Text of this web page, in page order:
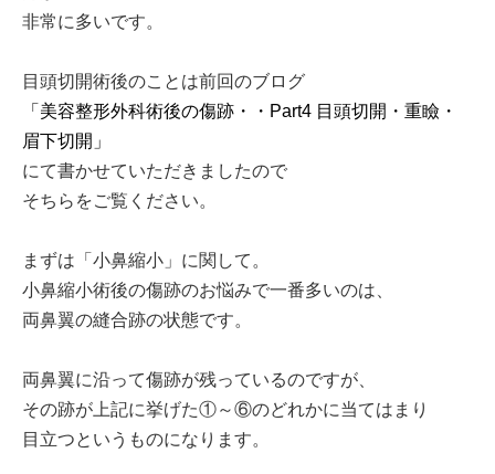
非常に多いです。
目頭切開術後のことは前回のブログ
「美容整形外科術後の傷跡・・Part4 目頭切開・重瞼・
眉下切開」
にて書かせていただきましたので
そちらをご覧ください。
まずは「小鼻縮小」に関して。
小鼻縮小術後の傷跡のお悩みで一番多いのは、
両鼻翼の縫合跡の状態です。
両鼻翼に沿って傷跡が残っているのですが、
その跡が上記に挙げた①～⑥のどれかに当てはまり
目立つというものになります。